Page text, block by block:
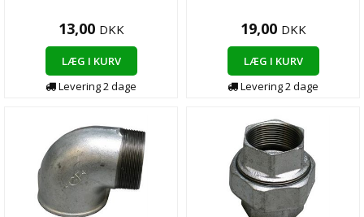
13,00 DKK
LÆG I KURV
Levering 2 dage
19,00 DKK
LÆG I KURV
Levering 2 dage